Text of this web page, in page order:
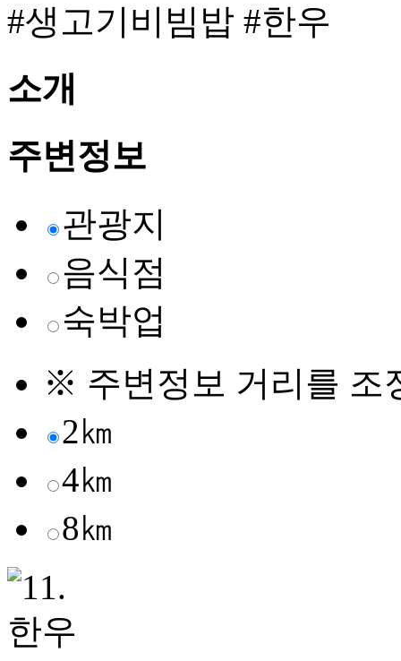
#생고기비빔밥 #한우
소개
주변정보
관광지
음식점
숙박업
※ 주변정보 거리를 조
2㎞
4㎞
8㎞